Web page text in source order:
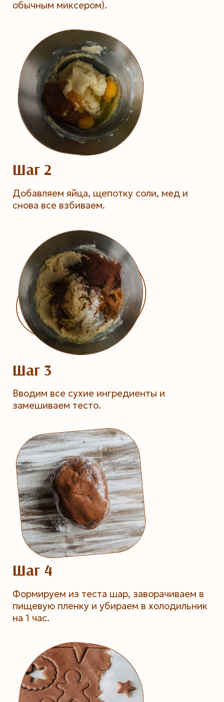
обычным миксером).
Шаг 2
Добавляем яйца, щепотку соли, мед и
снова все взбиваем.
Шаг 3
Вводим все сухие ингредиенты и
замешиваем тесто.
Шаг 4
Формируем из теста шар, заворачиваем в
пищевую пленку и убираем в холодильник
на 1 час.